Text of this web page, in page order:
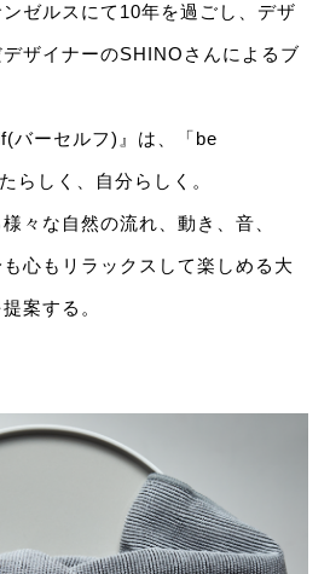
ゼルスにて10年を過ごし、デザ
ザイナーのSHINOさんによるブ
バーセルフ)』は、「be
らしく、自分らしく。
々な自然の流れ、動き、音、
心もリラックスして楽しめる大
案する。